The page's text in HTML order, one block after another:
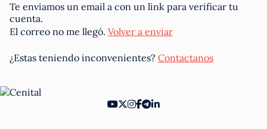
Te enviamos un email a con un link para verificar tu
cuenta.
El correo no me llegó. Volver a enviar
¿Estas teniendo inconvenientes? Contactanos